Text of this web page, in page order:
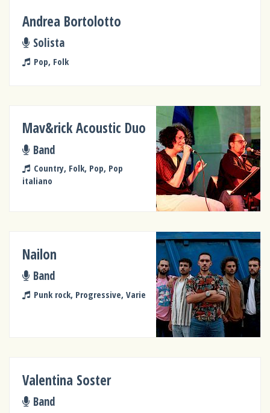
Andrea Bortolotto
Solista
Pop, Folk
Mav&rick Acoustic Duo
Band
Country, Folk, Pop, Pop
italiano
Nailon
Band
Punk rock, Progressive, Varie
Valentina Soster
Band